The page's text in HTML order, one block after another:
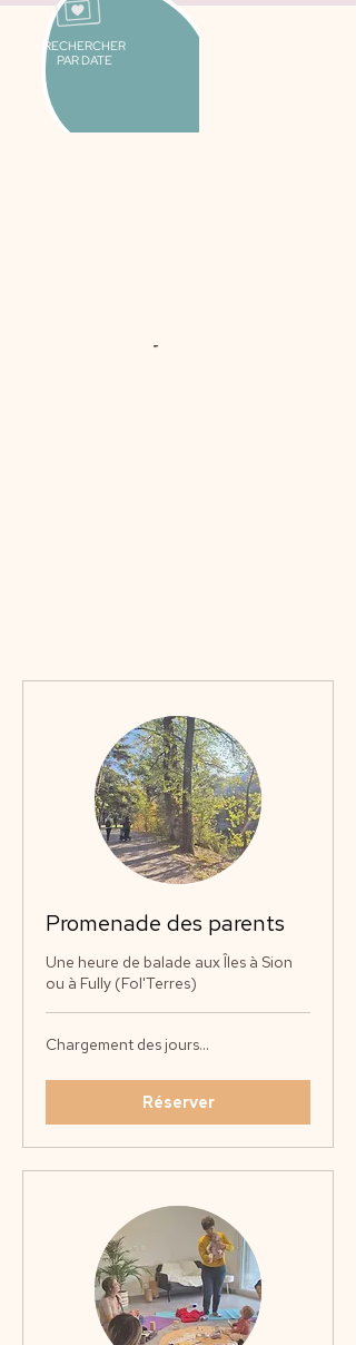
RECHERCHER
PAR DATE
Promenade des parents
Une heure de balade aux Îles à Sion
ou à Fully (Fol'Terres)
Chargement des jours...
Réserver